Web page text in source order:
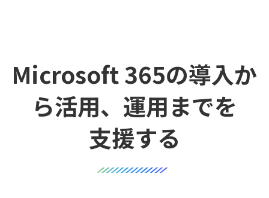
Microsoft 365の導入か
ら活用、運用までを
支援する